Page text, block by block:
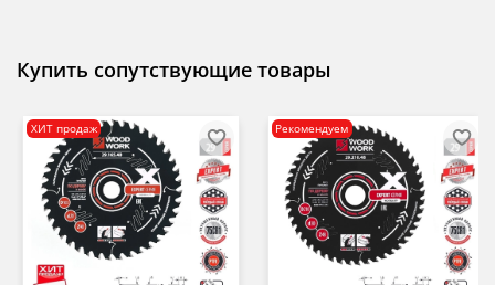
Купить сопутствующие товары
ХИТ продаж Рекомендуем